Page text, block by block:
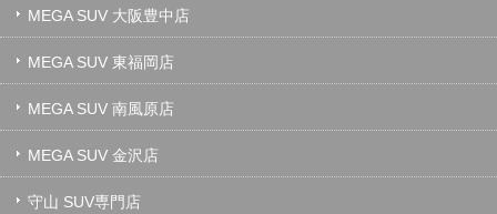
MEGA SUV 大阪豊中店
MEGA SUV 東福岡店
MEGA SUV 南風原店
MEGA SUV 金沢店
守山 SUV専門店